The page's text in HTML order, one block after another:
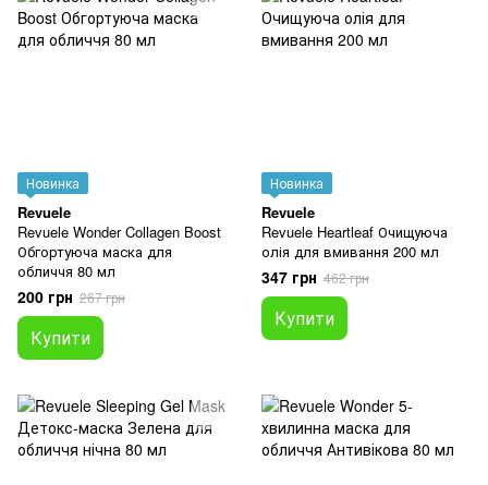
Новинка
Revuele
Revuele Wonder Collagen Boost
Обгортуюча маска для
обличчя 80 мл
200 грн 267 грн
Купити
Новинка
Revuele
Revuele Heartleaf Очищуюча
олія для вмивання 200 мл
347 грн 462 грн
Купити